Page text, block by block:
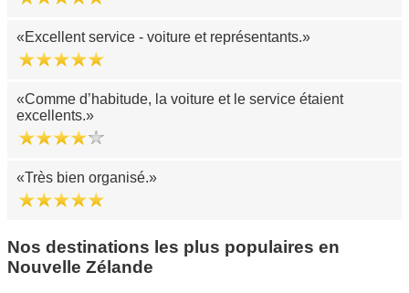
Excellent service - voiture et représentants.
Comme d’habitude, la voiture et le service étaient
excellents.
Très bien organisé.
Nos destinations les plus populaires en
Nouvelle Zélande